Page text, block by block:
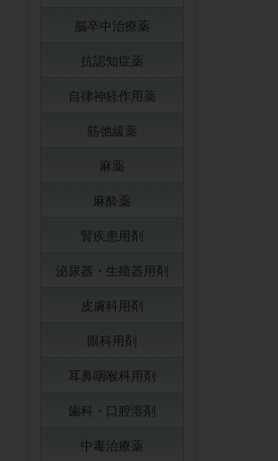
脳卒中治療薬
抗認知症薬
自律神経作用薬
筋弛緩薬
麻薬
麻酔薬
腎疾患用剤
泌尿器・生殖器用剤
皮膚科用剤
眼科用剤
耳鼻咽喉科用剤
歯科・口腔溶剤
中毒治療薬